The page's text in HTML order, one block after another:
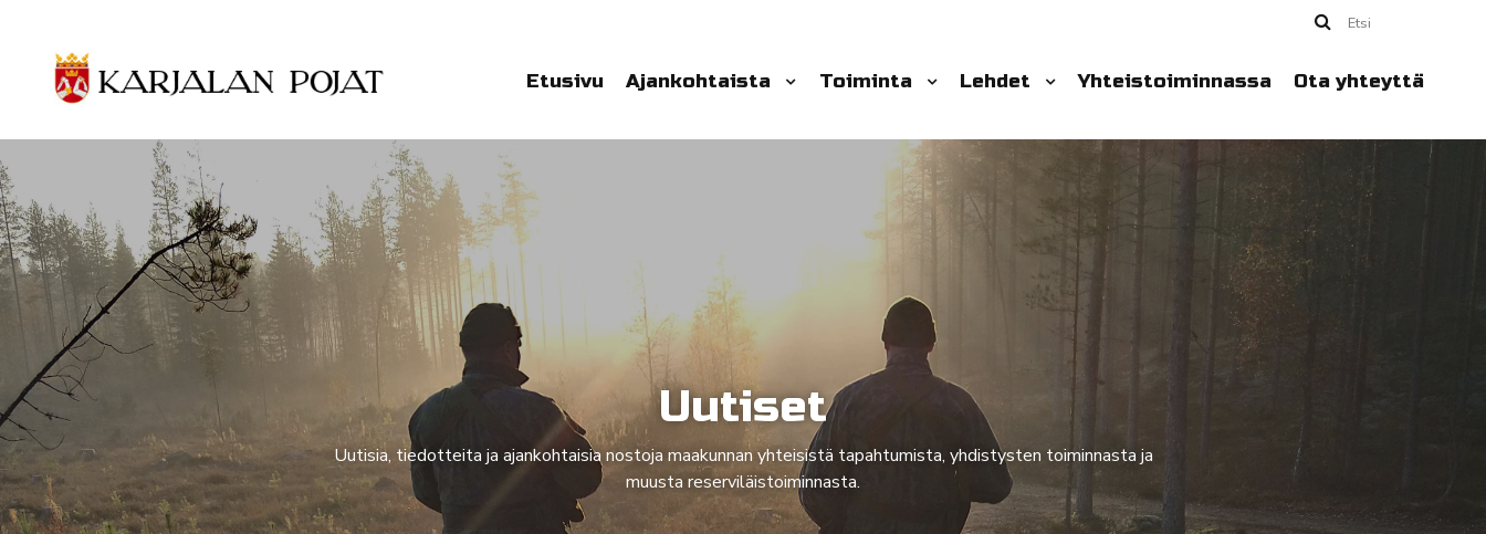
Etsi
Etusivu Ajankohtaista Toiminta Lehdet Yhteistoiminnassa Ota yhteyttä
Uutiset
Uutisia, tiedotteita ja ajankohtaisia nostoja maakunnan yhteisistä tapahtumista, yhdistysten toiminnasta ja
muusta reserviläistoiminnasta.